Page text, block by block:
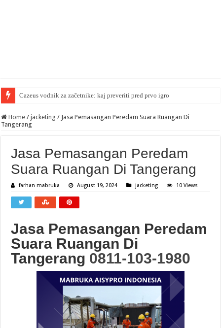
Cazeus vodnik za začetnike: kaj preveriti pred prvo igro
Home / jacketing / Jasa Pemasangan Peredam Suara Ruangan Di
Tangerang
Jasa Pemasangan Peredam
Suara Ruangan Di Tangerang
farhan mabruka August 19, 2024 jacketing 10 Views
Jasa Pemasangan Peredam
Suara Ruangan Di
Tangerang 0811-103-1980